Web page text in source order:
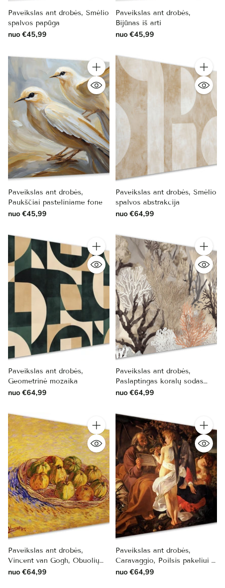
Paveikslas ant drobės, Smėlio
spalvos papūga
nuo €45,99
Paveikslas ant drobės,
Bijūnas iš arti
nuo €45,99
Kiekis
Paveikslas ant drobės,
Paukščiai pasteliniame fone
nuo €45,99
Kiekis
Paveikslas ant drobės, Smėlio
spalvos abstrakcija
nuo €64,99
Kiekis
Paveikslas ant drobės,
Geometrinė mozaika
nuo €64,99
Kiekis
Paveikslas ant drobės,
Paslaptingas koralų sodas
pastelėje
nuo €64,99
Kiekis
Paveikslas ant drobės,
Vincent van Gogh, Obuolių
kompozicija
nuo €64,99
Kiekis
Paveikslas ant drobės,
Caravaggio, Poilsis pakeliui į
Egiptą
nuo €64,99